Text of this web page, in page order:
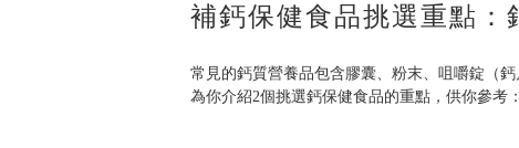
補鈣保健食品挑選重點：
常見的鈣質營養品包含膠囊、粉末、咀嚼錠（
為你介紹2個挑選鈣保健食品的重點，供你參考：